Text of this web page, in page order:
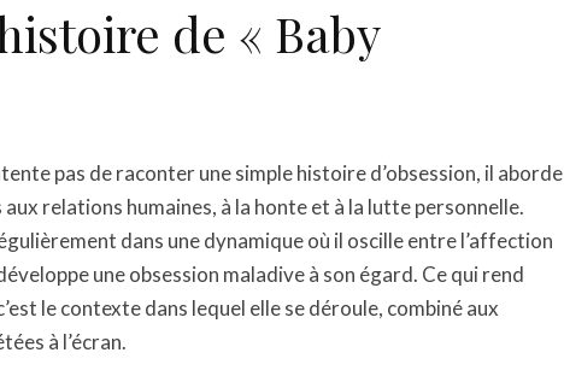
de « Baby
pas de raconter une simple histoire d’obsession, il aborde
relations humaines, à la honte et à la lutte personnelle.
dans une dynamique où il oscille entre l’affection
une obsession maladive à son égard. Ce qui rend
le contexte dans lequel elle se déroule, combiné aux
à l’écran.